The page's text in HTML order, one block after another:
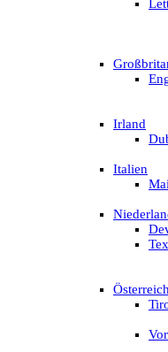
Irland
Italien
Österreich